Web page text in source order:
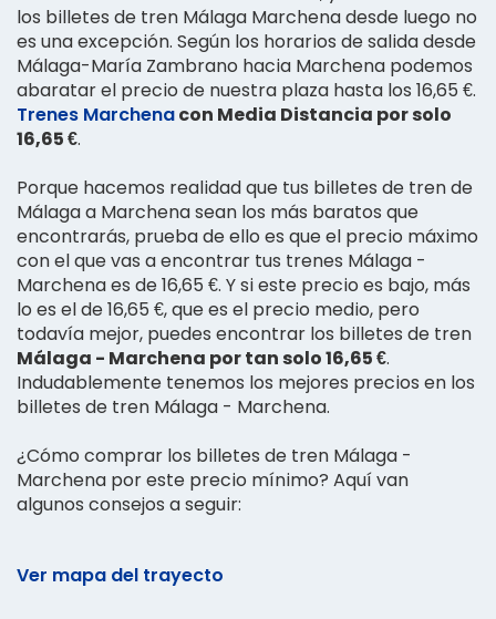
los billetes de tren Málaga Marchena desde luego no
es una excepción. Según los horarios de salida desde
Málaga-María Zambrano hacia Marchena podemos
abaratar el precio de nuestra plaza hasta los 16,65 €.
Trenes Marchenacon Media Distancia por solo
16,65 €.
Porque hacemos realidad que tus billetes de tren de
Málaga a Marchena sean los más baratos que
encontrarás, prueba de ello es que el precio máximo
con el que vas a encontrar tus trenes Málaga -
Marchena es de 16,65 €. Y si este precio es bajo, más
lo es el de 16,65 €, que es el precio medio, pero
todavía mejor, puedes encontrar los billetes de tren
Málaga - Marchena por tan solo 16,65 €.
Indudablemente tenemos los mejores precios en los
billetes de tren Málaga - Marchena.
¿Cómo comprar los billetes de tren Málaga -
Marchena por este precio mínimo? Aquí van
algunos consejos a seguir:
Ver mapa del trayecto